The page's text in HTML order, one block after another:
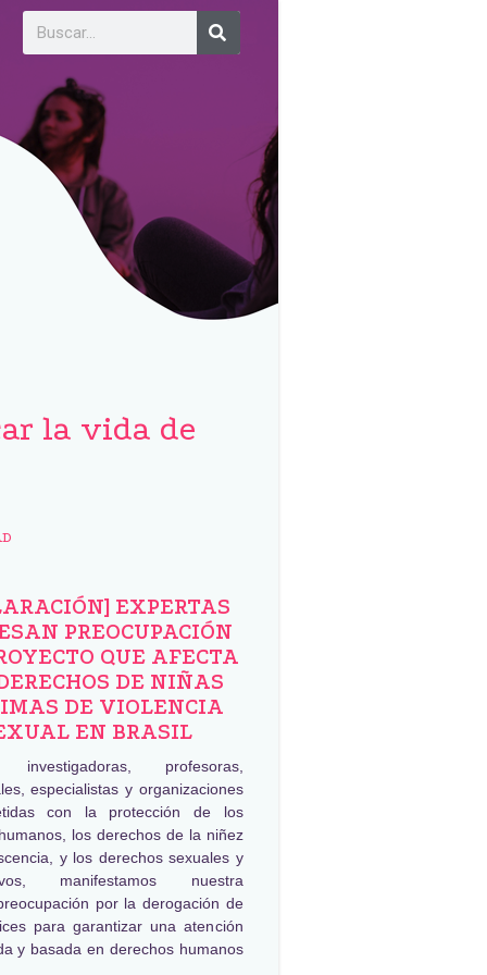
la vida de
EXPERTAS
PREOCUPACIÓN
QUE AFECTA
DE NIÑAS
DE VIOLENCIA
EN BRASIL
investigadoras, profesoras,
especialistas y organizaciones
con la protección de los
los derechos de la niñez
y los derechos sexuales y
manifestamos nuestra
por la derogación de
para garantizar una atención
y basada en derechos humanos